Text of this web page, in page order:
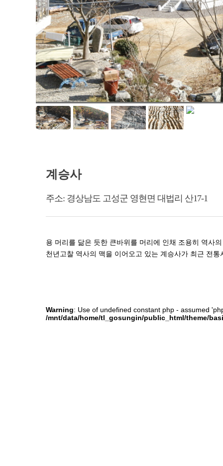
계승사
주소: 경상남도 고성군 영현면 대법리 산17-1
용 머리를 닮은 듯한 큰바위를 머리에 인채 조용히 역사
천년고찰 역사의 맥을 이어오고 있는 계승사가 최근 전통
Warning: Use of undefined constant php - assumed
/mnt/data/home/tl_gosungin/public_html/theme/